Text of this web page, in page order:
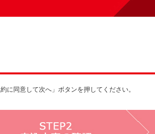
に同意して次へ」ボタンを押してください。